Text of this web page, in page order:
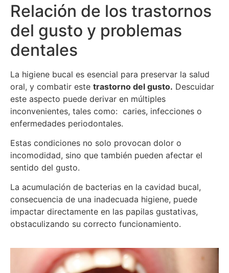
Relación de los trastornos
del gusto y problemas
dentales
La higiene bucal es esencial para preservar la salud
oral, y combatir este trastorno del gusto. Descuidar
este aspecto puede derivar en múltiples
inconvenientes, tales como: caries, infecciones o
enfermedades periodontales.
Estas condiciones no solo provocan dolor o
incomodidad, sino que también pueden afectar el
sentido del gusto.
La acumulación de bacterias en la cavidad bucal,
consecuencia de una inadecuada higiene, puede
impactar directamente en las papilas gustativas,
obstaculizando su correcto funcionamiento.